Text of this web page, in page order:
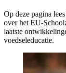
Op deze pagina
over het EU-
laatste
voedseleducatie.